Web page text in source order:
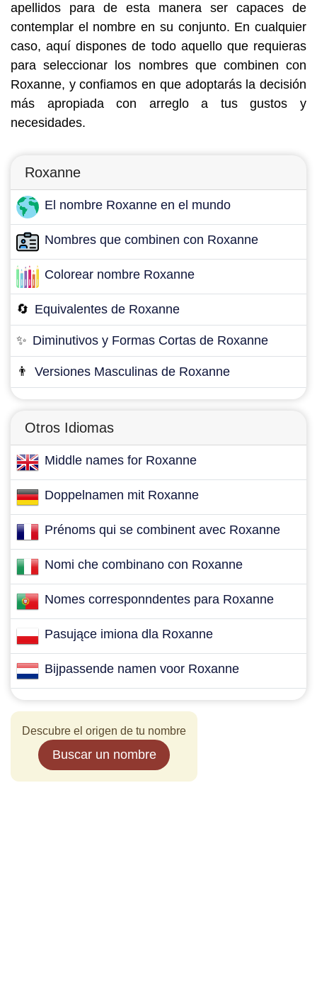
apellidos para de esta manera ser capaces de
contemplar el nombre en su conjunto. En cualquier
caso, aquí dispones de todo aquello que requieras
para seleccionar los nombres que combinen con
Roxanne, y confiamos en que adoptarás la decisión
más apropiada con arreglo a tus gustos y
necesidades.
Roxanne
El nombre Roxanne en el mundo
Nombres que combinen con Roxanne
Colorear nombre Roxanne
🔄 Equivalentes de Roxanne
✨ Diminutivos y Formas Cortas de Roxanne
👨 Versiones Masculinas de Roxanne
Otros Idiomas
Middle names for Roxanne
Doppelnamen mit Roxanne
Prénoms qui se combinent avec Roxanne
Nomi che combinano con Roxanne
Nomes corresponndentes para Roxanne
Pasujące imiona dla Roxanne
Bijpassende namen voor Roxanne
Descubre el origen de tu nombre
Buscar un nombre